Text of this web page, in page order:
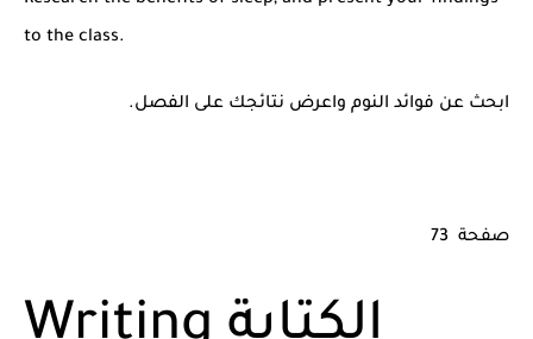
to the class.
ابحث عن فوائد النوم واعرض نتائجك على الفصل.
صفحة 73